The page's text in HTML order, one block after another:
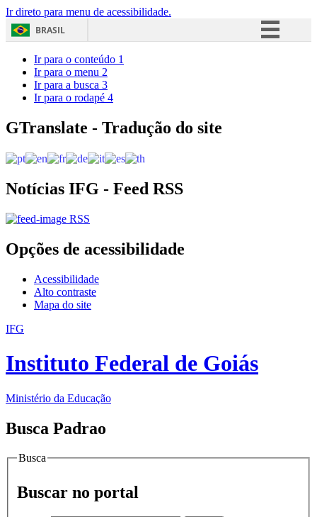
Ir direto para menu de acessibilidade.
BRASIL
Acesso à informação
Ir para o conteúdo 1
Ir para o menu 2
Ir para a busca 3
Ir para o rodapé 4
GTranslate - Tradução do site
Notícias IFG - Feed RSS
RSS
Opções de acessibilidade
Acessibilidade
Alto contraste
Mapa do site
IFG
Instituto Federal de Goiás
Ministério da Educação
Busca Padrao
Busca
Buscar no portal